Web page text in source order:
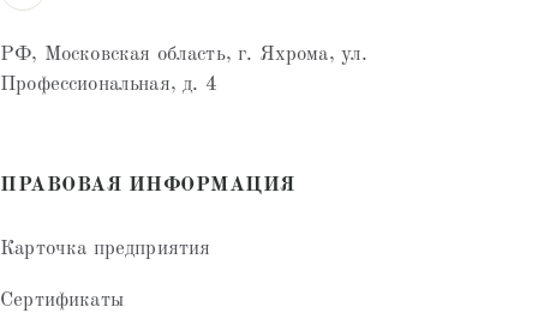
РФ, Московская область, г. Яхрома, ул.
Профессиональная, д. 4
ПРАВОВАЯ ИНФОРМАЦИЯ
Карточка предприятия
Сертификаты